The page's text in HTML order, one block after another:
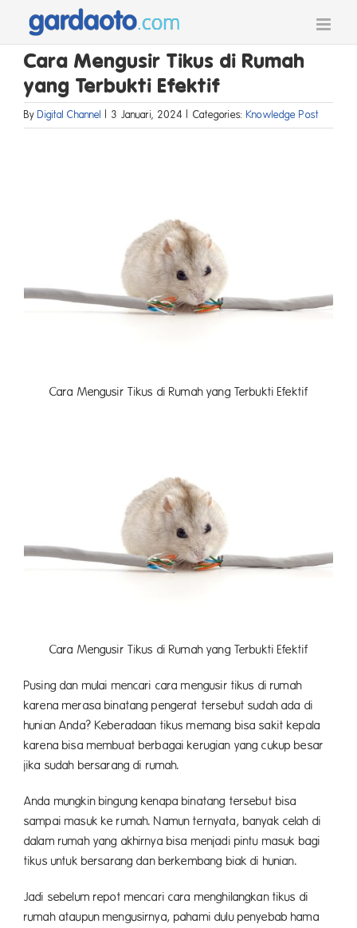
content
Cara Mengusir Tikus di Rumah
yang Terbukti Efektif
By Digital Channel | 3 Januari, 2024 | Categories:Knowledge Post
Cara Mengusir Tikus di Rumah yang Terbukti Efektif
Cara Mengusir Tikus di Rumah yang Terbukti Efektif
Pusing dan mulai mencari cara mengusir tikus di rumah
karena merasa binatang pengerat tersebut sudah ada di
hunian Anda? Keberadaan tikus memang bisa sakit kepala
karena bisa membuat berbagai kerugian yang cukup besar
jika sudah bersarang di rumah.
Anda mungkin bingung kenapa binatang tersebut bisa
sampai masuk ke rumah. Namun ternyata, banyak celah di
dalam rumah yang akhirnya bisa menjadi pintu masuk bagi
tikus untuk bersarang dan berkembang biak di hunian.
Jadi sebelum repot mencari cara menghilangkan tikus di
rumah ataupun mengusirnya, pahami dulu penyebab hama